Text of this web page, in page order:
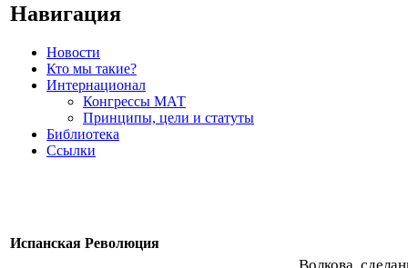
Навигация
Новости
Кто мы такие?
Интернационал
Конгрессы МАТ
Принципы, цели и статуты
Библиотека
Ссылки
Испанская Революция